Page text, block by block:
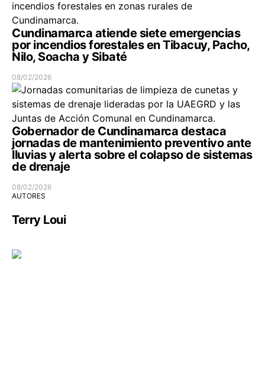
Cundinamarca atiende siete emergencias
por incendios forestales en Tibacuy, Pacho,
Nilo, Soacha y Sibaté
08/02/2026
Gobernador de Cundinamarca destaca
jornadas de mantenimiento preventivo ante
lluvias y alerta sobre el colapso de sistemas
de drenaje
08/02/2026
AUTORES
Terry Loui